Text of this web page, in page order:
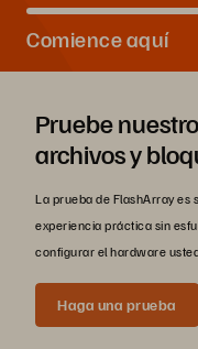
Comience aquí
Pruebe
archivos y
La prueba de FlashArray es
experiencia práctica sin
configurar el hardware
Haga una prueba